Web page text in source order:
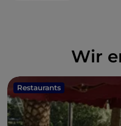
Wir
Restaurants